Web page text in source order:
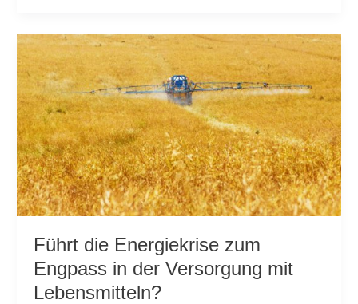
November
Führt die Energiekrise zum
Engpass in der Versorgung mit
Lebensmitteln?